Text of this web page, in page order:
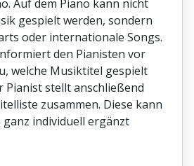
Auf dem Piano kann nicht
gespielt werden, sondern
oder internationale Songs.
den Pianisten vor
welche Musiktitel gespielt
Pianist stellt anschließend
zusammen. Diese kann
individuell ergänzt